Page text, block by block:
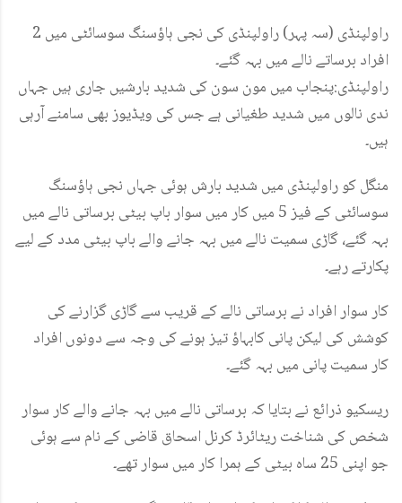
راولپنڈی (سہ پہر) راولپنڈی کی نجی ہاؤسنگ سوسائٹی میں 2
افراد برساتے نالے میں بہہ گئے۔
راولپنڈی:پنجاب میں مون سون کی شدید بارشیں جاری ہیں جہاں
ندی نالوں میں شدید طغیانی ہے جس کی ویڈیوز بھی سامنے آرہی
ہیں۔
منگل کو راولپنڈی میں شدید بارش ہوئی جہاں نجی ہاؤسنگ
سوسائٹی کے فیز 5 میں کار میں سوار باپ بیٹی برساتی نالے میں
بہہ گئے، گاڑی سمیت نالے میں بہہ جانے والے باپ بیٹی مدد کے لیے
پکارتے رہے۔
کار سوار افراد نے برساتی نالے کے قریب سے گاڑی گزارنے کی
کوشش کی لیکن پانی کابہاؤ تیز ہونے کی وجہ سے دونوں افراد
کار سمیت پانی میں بہہ گئے۔
ریسکیو ذرائع نے بتایا کہ برساتی نالے میں بہہ جانے والے کار سوار
شخص کی شناخت ریٹائرڈ کرنل اسحاق قاضی کے نام سے ہوئی
جو اپنی 25 ساہ بیٹی کے ہمرا کار میں سوار تھے۔